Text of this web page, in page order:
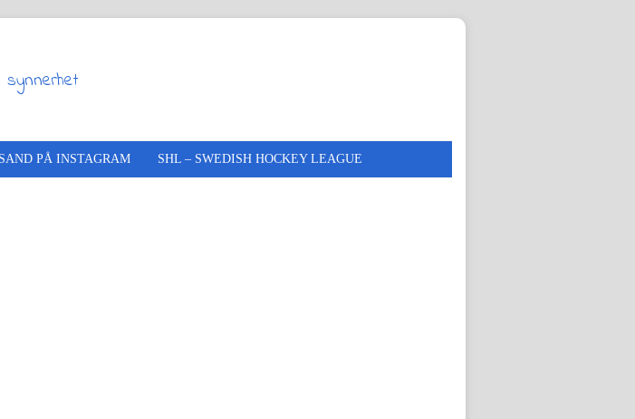
synnerhet
PÅ INSTAGRAM SHL – SWEDISH HOCKEY LEAGUE